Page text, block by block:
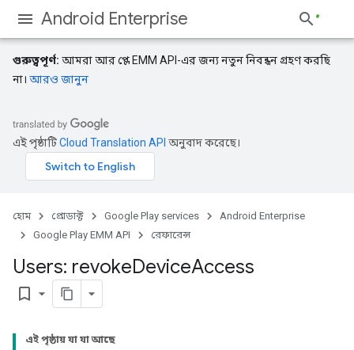
Android Enterprise
গুরুত্বপূর্ণ: আমরা আর প্লে EMM API-এর জন্য নতুন নিবন্ধন গ্রহণ করছি
না। আরও জানুন
এই পৃষ্ঠাটিCloud Translation API অনুবাদ করেছে।
হোম প্রোডাক্ট Google Play services
Android Enterprise
Google Play EMM API
রেফারেন্স
Users: revokeDeviceAccess
bookmark_border
এই পৃষ্ঠায় যা যা আছে